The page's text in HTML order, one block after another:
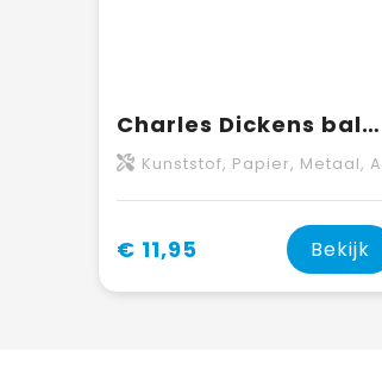
Charles Dickens balpen Bibi | Metaal
Kunststof, Papier, Metaal, ABS, Vernikkeld, Velours
€ 11,95 Bekijk